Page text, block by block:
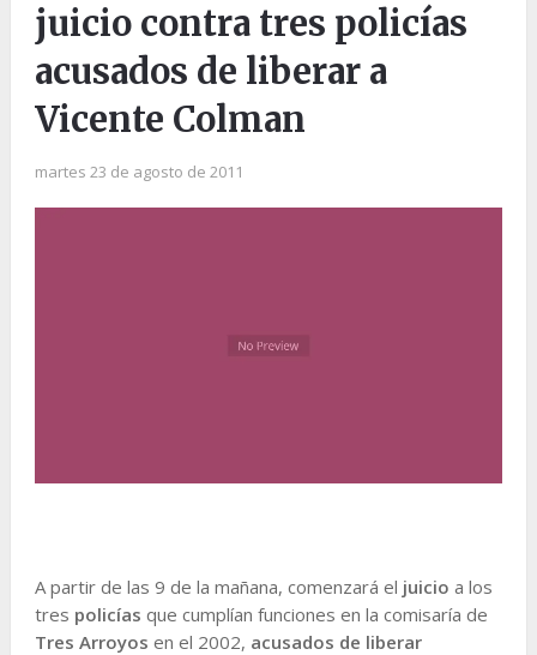
juicio contra tres policías
acusados de liberar a
Vicente Colman
martes 23 de agosto de 2011
A partir de las 9 de la mañana, comenzará el juicio a los
tres policías que cumplían funciones en la comisaría de
Tres Arroyos en el 2002, acusados de liberar